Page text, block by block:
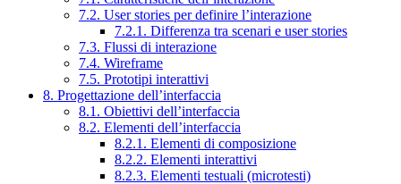
7.2. User stories per definire l’interazione
7.2.1. Differenza tra scenari e user stories
7.3. Flussi di interazione
7.4. Wireframe
7.5. Prototipi interattivi
8. Progettazione dell’interfaccia
8.1. Obiettivi dell’interfaccia
8.2. Elementi dell’interfaccia
8.2.1. Elementi di composizione
8.2.2. Elementi interattivi
8.2.3. Elementi testuali (microtesti)